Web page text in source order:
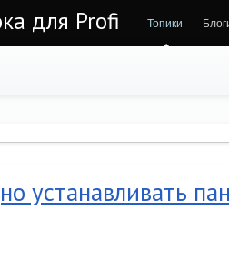
для Profi Топики
устанавливать